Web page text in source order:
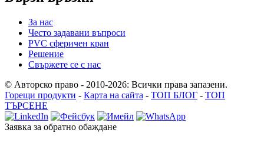
За нас
Често задавани въпроси
PVC сферичен кран
Решение
Свържете се с нас
© Авторско право - 2010-2026: Всички права запазени.
Горещи продукти - Карта на сайта - ТОП БЛОГ - ТОП
ТЪРСЕНЕ
Заявка за обратно обаждане